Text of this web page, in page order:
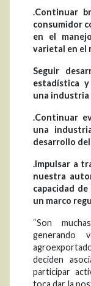
.Continuar
consumidor
en el
varietal en el
Seguir
estadística
una
.Continuar
una
desarrollo del
.Impulsar a
nuestra
capacidad
un marco
“Son
deciden
participar